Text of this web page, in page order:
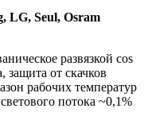
LG, Seul, Osram
развязкой cos
защита от скачков
рабочих температур
потока ~0,1%